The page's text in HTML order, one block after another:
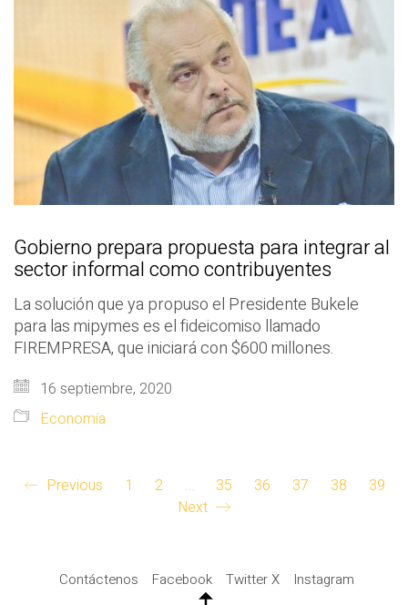
Gobierno prepara propuesta para integrar al
sector informal como contribuyentes
La solución que ya propuso el Presidente Bukele
para las mipymes es el fideicomiso llamado
FIREMPRESA, que iniciará con $600 millones.
16 septiembre, 2020
Economía
Previous 1 2 … 35 36 37 38
39
Next
Contáctenos Facebook Twitter X Instagram